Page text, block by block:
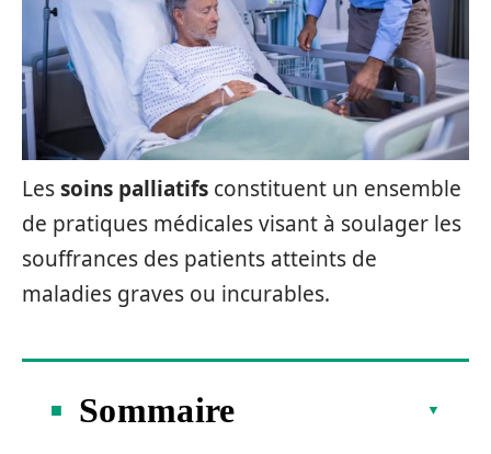
Lessoins palliatifs constituent un ensemble
de pratiques médicales visant à soulager les
souffrances des patients atteints de
maladies graves ou incurables.
Sommaire